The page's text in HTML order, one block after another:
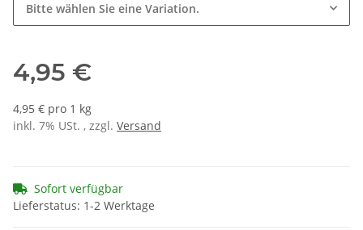
Bitte wählen Sie eine Variation.
4,95 €
4,95 € pro 1 kg
inkl. 7% USt. , zzgl. Versand
Sofort verfügbar
Lieferstatus: 1-2 Werktage